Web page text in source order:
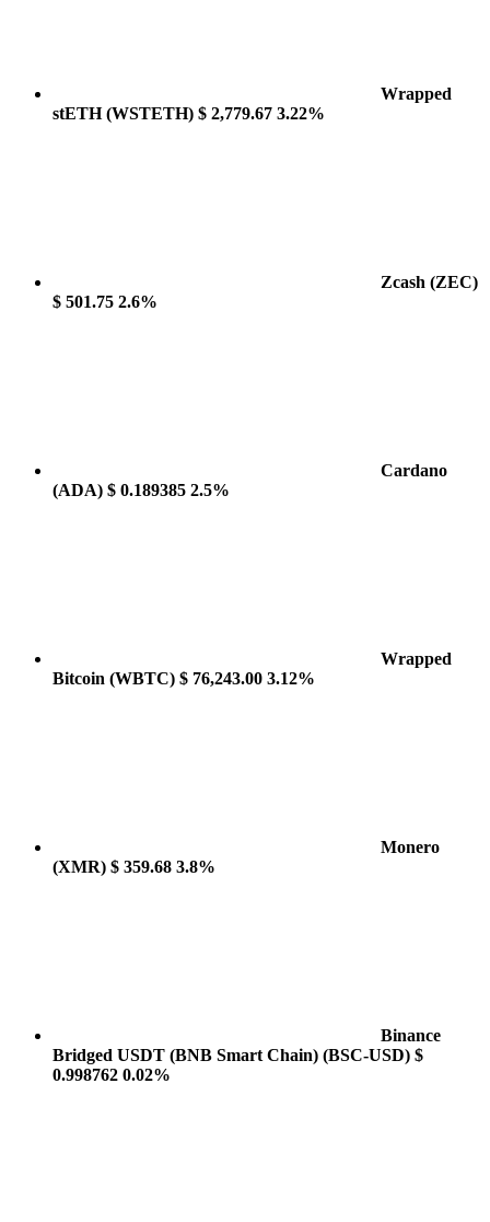
Wrapped
stETH(WSTETH) $ 2,779.67 3.22%
Zcash (ZEC)
$ 501.75 2.6%
Cardano
(ADA) $ 0.189385 2.5%
Wrapped
Bitcoin (WBTC) $ 76,243.00 3.12%
Monero
(XMR) $ 359.68 3.8%
Binance
Bridged USDT (BNB Smart Chain) (BSC-USD) $
0.998762 0.02%